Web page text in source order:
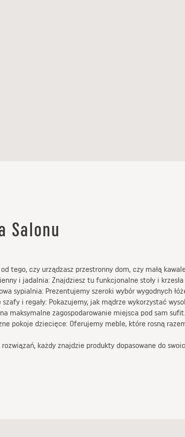
Salonu
tego, czy urządzasz przestronny dom, czy małą
i jadalnia: Znajdziesz tu funkcjonalne stoły i
sypialnia: Prezentujemy szeroki wybór wygodnych
szafy i regały: Pokazujemy, jak mądrze wykorzystać
maksymalne zagospodarowanie miejsca pod sam sufit.
pokoje dziecięce: Oferujemy meble, które rosną
rozwiązań, każdy znajdzie produkty dopasowane do